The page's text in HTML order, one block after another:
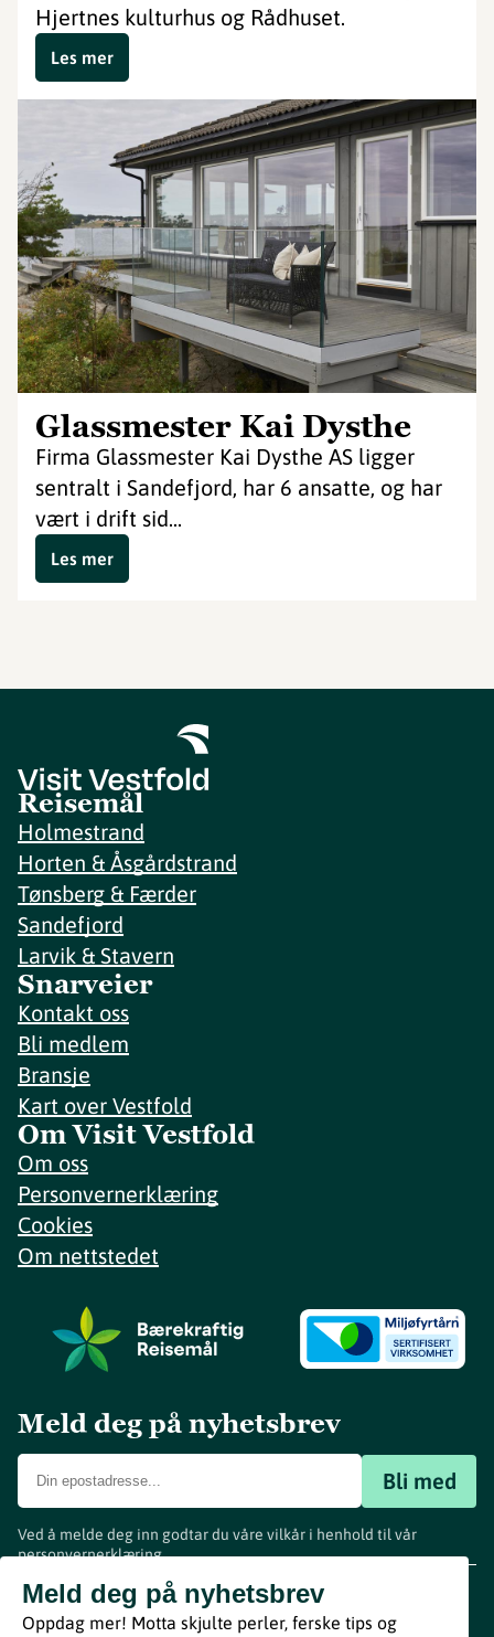
Hjertnes kulturhus og Rådhuset.
Les mer
Glassmester Kai Dysthe
Firma Glassmester Kai Dysthe AS ligger
sentralt i Sandefjord, har 6 ansatte, og har
vært i drift sid...
Les mer
Reisemål
Holmestrand
Horten & Åsgårdstrand
Tønsberg & Færder
Sandefjord
Larvik & Stavern
Snarveier
Kontakt oss
Bli medlem
Bransje
Kart over Vestfold
Om Visit Vestfold
Om oss
Personvernerklæring
Cookies
Om nettstedet
Meld deg på nyhetsbrev
Bli med
Ved å melde deg inn godtar du våre vilkår i henhold til vår
personvernerklæring.
Meld deg på nyhetsbrev
Oppdag mer! Motta skjulte perler, ferske tips og
www.visitvestfold.com
Turistinformasjon